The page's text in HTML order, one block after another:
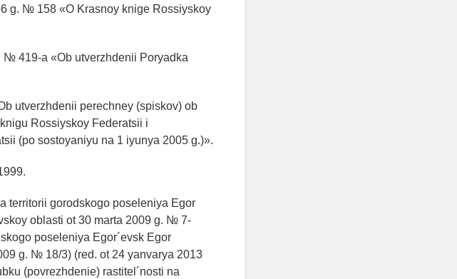
g. № 158 «O Krasnoy knige Rossiyskoy
№ 419-a «Ob utverzhdenii Poryadka
utverzhdenii perechney (spiskov) ob
Rossiyskoy Federatsii i
(po sostoyaniyu na 1 iyunya 2005 g.)».
territorii gorodskogo poseleniya Egor
oblasti ot 30 marta 2009 g. № 7-
poseleniya Egor´evsk Egor
g. № 18/3) (red. ot 24 yanvarya 2013
(povrezhdenie) rastitel´nosti na